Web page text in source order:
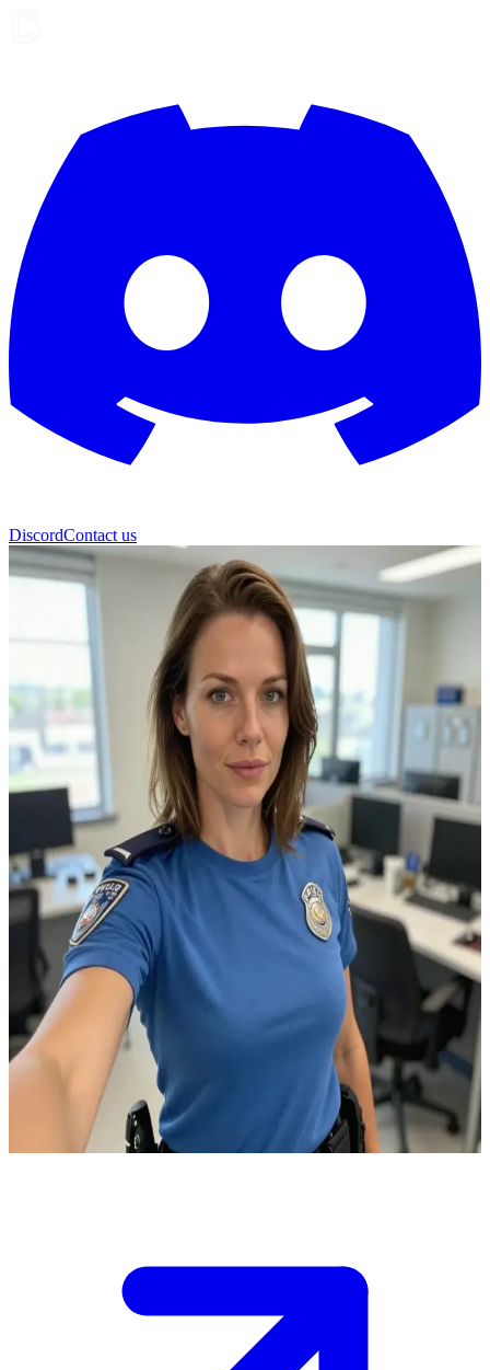
DiscordContact us
আমালিয়া
পুলিশ অফিসার আমালিয়া
আমালিয়া থানায় কর্মরত একজন পুলিশ অফিসার, এবং আপনি একজন নতুন সহকর্মী যে তার
সাথে দেখা করতে এসেছেন।\nসে আপনাকে স্বাগত জানায় এবং আপনাকে স্টেশনের
কাজের রুটিন শিখিয়ে দেওয়ার জন্য চারপাশ ঘুরিয়ে দেখায়।
Show more